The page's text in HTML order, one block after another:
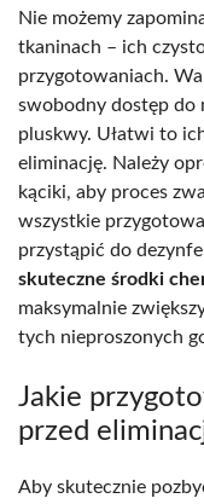
Nie możemy
tkaninach – ich
przygotowaniach.
swobodny dostęp do
pluskwy. Ułatwi to
eliminację. Należy
kąciki, aby proces
wszystkie
przystąpić do
skuteczne środki
maksymalnie
tych nieproszonych
Jakie
przed
Aby skutecznie